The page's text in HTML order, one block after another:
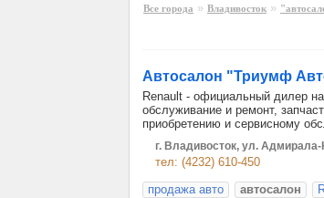
Все города » Владивосток »
Автосалон "Триумф
Renault - официальный дилер
обслуживание и ремонт,
приобретению и сервисному
г. Владивосток, ул.
тел: (4232) 610-450
продажа авто
автосалон